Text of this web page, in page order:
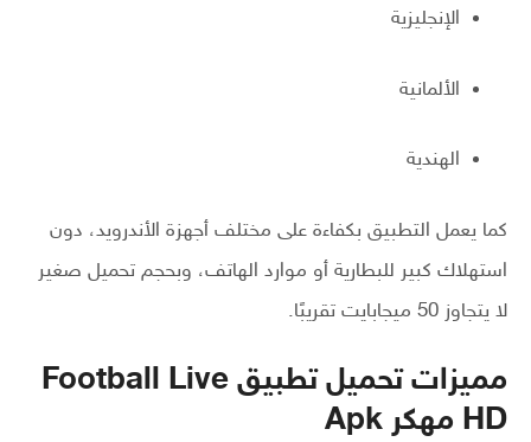
الإنجليزية
الألمانية
الهندية
كما يعمل التطبيق بكفاءة على مختلف أجهزة الأندرويد، دون
استهلاك كبير للبطارية أو موارد الهاتف، وبحجم تحميل صغير
لا يتجاوز 50 ميجابايت تقريبًا.
مميزات تحميل تطبيق Football Live
HD مهكر Apk